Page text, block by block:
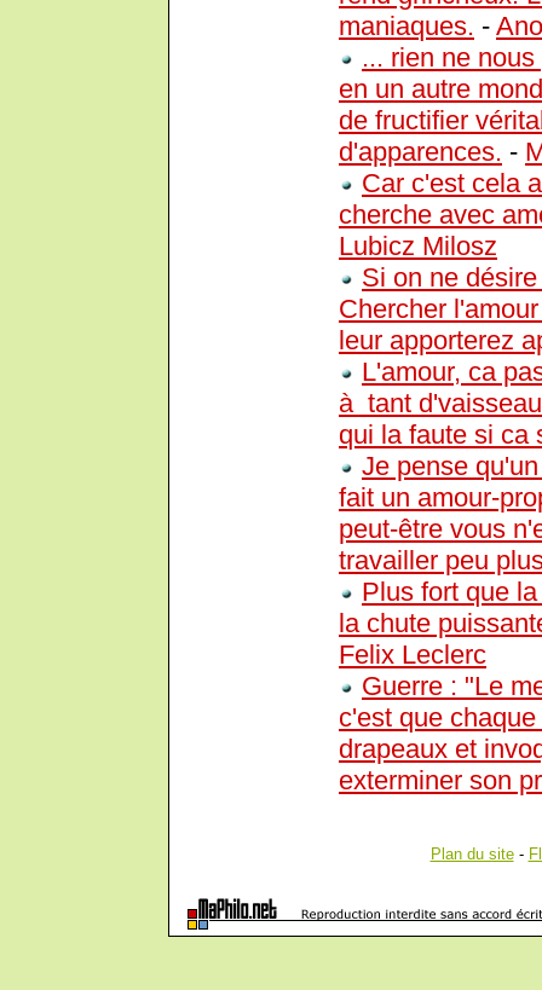
maniaques. -
... rien ne
en un autre
de fructifier
d'apparences. -
Car c'est cela
cherche avec
Lubicz Milosz
Si on ne
Chercher
leur apporterez
L'amour, ca
à tant
qui la faute si ca
Je pense
fait un amour-
peut-être vous
travailler peu
Plus fort que
la chute
Felix Leclerc
Guerre : "Le
c'est que
drapeaux et
exterminer son
Plan du site-